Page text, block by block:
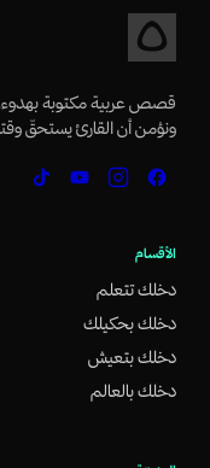
قصص عربية مكتوبة بهدوء،
ونؤمن أن القارئ يستحقّ
الأقسام
دخلك تتعلم
دخلك بحكيلك
دخلك بتعيش
دخلك بالعالم